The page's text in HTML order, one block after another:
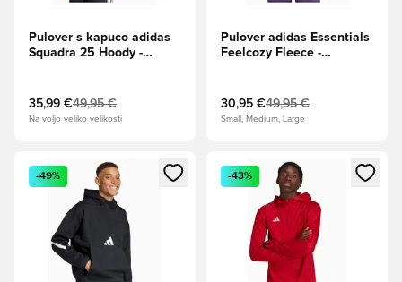
Pulover s kapuco adidas
Squadra 25 Hoody -
35,99 €49,95 €
Na voljo veliko velikosti
Pulover adidas Essentials
Feelcozy Fleece -
30,95 €49,95 €
Small, Medium, Large
Odpre Modal za prijavo ali vpis kot član
-49%
Odpre Modal za prijavo ali
-43%